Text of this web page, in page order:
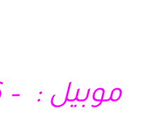
موبيل : – 01210403676 – 01028285295 – 01121717340